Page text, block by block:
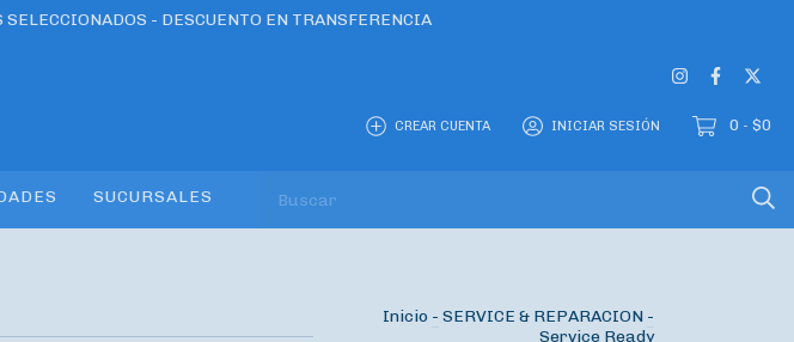
- DESCUENTO EN TRANSFERENCIA
CREAR CUENTA INICIAR SESIÓN 0 - $0
SUCURSALES
Inicio - SERVICE & REPARACION -
Service Ready